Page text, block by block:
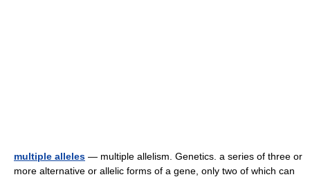
multiple alleles — multiple allelism. Genetics. a series of three or
more alternative or allelic forms of a gene, only two of which can